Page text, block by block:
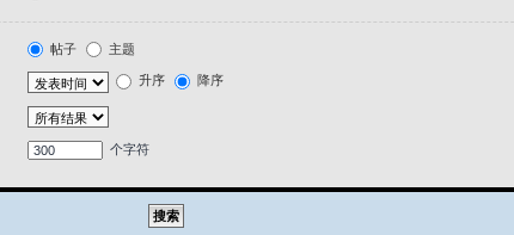
帖子 主题
升序 降序
个字符